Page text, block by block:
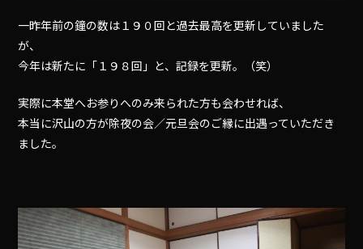
一昨年前の鐘の数は１９０回と過去最高を更新していました
が、
今年は新たに「１９８回」と、記録を更新。（笑）
実際に本堂へお参りへのみ来られた方も会わせれば、
本当に沢山の方が除夜の会／元旦会のご縁に出遇っていただき
ました。